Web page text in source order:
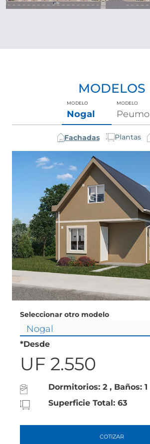
MODELOS
MODELO
Nogal
MODELO
Peumo
Fachadas Plantas
Seleccionar otro modelo
*Desde
UF 2.550
Dormitorios: 2 , Baños: 1
Superficie Total: 63
COTIZAR